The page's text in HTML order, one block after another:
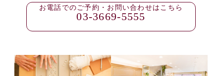
お電話でのご予約・お問い合わせはこちら
03-3669-5555